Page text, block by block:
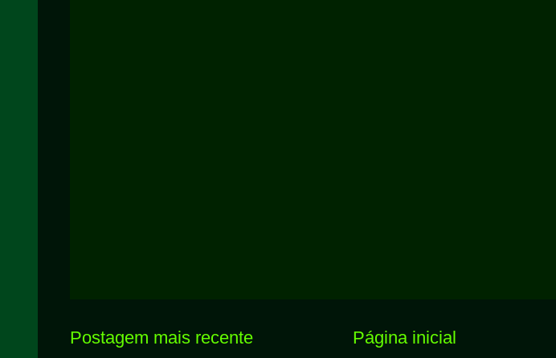
Postagem mais recente Página inicial